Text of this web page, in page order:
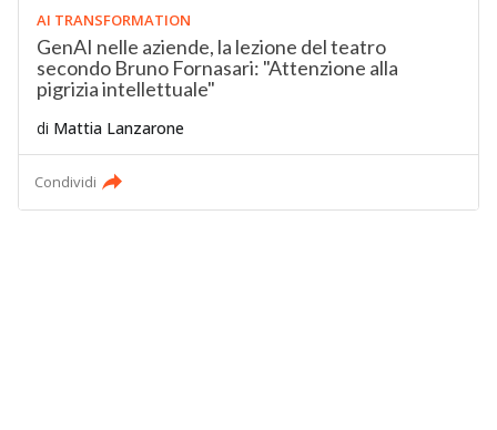
AI TRANSFORMATION
GenAI nelle aziende, la lezione del teatro
secondo Bruno Fornasari: "Attenzione alla
pigrizia intellettuale"
di Mattia Lanzarone
Condividi